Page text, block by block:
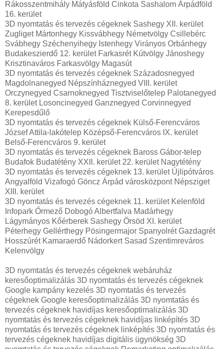
Rákosszentmihály Mátyásföld Cinkota Sashalom Árpádföld
16. kerület
3D nyomtatás és tervezés cégeknek Sashegy XII. kerület
Zugliget Mártonhegy Kissvábhegy Németvölgy Csillebérc
Svábhegy Széchenyihegy Istenhegy Virányos Orbánhegy
Budakeszierdő 12. kerület Farkasrét Kútvölgy Jánoshegy
Krisztinaváros Farkasvölgy Magasút
3D nyomtatás és tervezés cégeknek Századosnegyed
Magdolnanegyed Népszínháznegyed VIII. kerület
Orczynegyed Csarnoknegyed Tisztviselőtelep Palotanegyed
8. kerület Losoncinegyed Ganznegyed Corvinnegyed
Kerepesdűlő
3D nyomtatás és tervezés cégeknek Külső-Ferencváros
József Attila-lakótelep Középső-Ferencváros IX. kerület
Belső-Ferencváros 9. kerület
3D nyomtatás és tervezés cégeknek Baross Gábor-telep
Budafok Budatétény XXII. kerület 22. kerület Nagytétény
3D nyomtatás és tervezés cégeknek 13. kerület Újlipótváros
Angyalföld Vizafogó Göncz Árpád városközpont Népsziget
XIII. kerület
3D nyomtatás és tervezés cégeknek 11. kerület Kelenföld
Infopark Őrmező Dobogó Albertfalva Madárhegy
Lágymányos Kőérberek Sashegy Örsöd XI. kerület
Péterhegy Gellérthegy Pösingermajor Spanyolrét Gazdagrét
Hosszúrét Kamaraerdő Nádorkert Sasad Szentimreváros
Kelenvölgy
3D nyomtatás és tervezés cégeknek webáruház
keresőoptimalizálás 3D nyomtatás és tervezés cégeknek
Google kampány kezelés 3D nyomtatás és tervezés
cégeknek Google keresőoptimalizálás 3D nyomtatás és
tervezés cégeknek havidíjas keresőoptimalizálás 3D
nyomtatás és tervezés cégeknek havidíjas linképítés 3D
nyomtatás és tervezés cégeknek linképítés 3D nyomtatás és
tervezés cégeknek havidíjas digitális ügynökség 3D